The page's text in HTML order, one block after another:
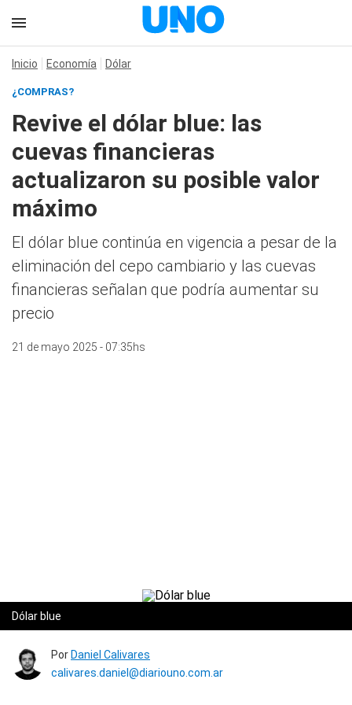
Inicio Economía Dólar
¿COMPRAS?
Revive el dólar blue: las
cuevas financieras
actualizaron su posible valor
máximo
El dólar blue continúa en vigencia a pesar de la
eliminación del cepo cambiario y las cuevas
financieras señalan que podría aumentar su
precio
21 de mayo 2025 - 07:35hs
Dólar blue
Por Daniel Calivares
calivares.daniel@diariouno.com.ar